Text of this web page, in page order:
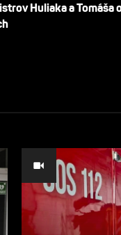
Huliaka a Tomáša